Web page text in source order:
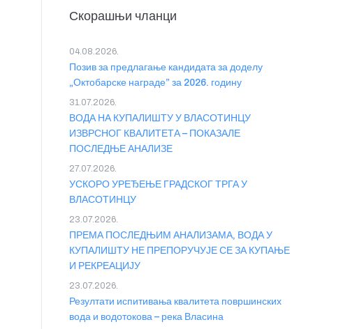
Скорашњи чланци
Позив за предлагање кандидата за доделу
„Октобарске награде” за 2026. годину
04.08.2026.
ВОДА НА КУПАЛИШТУ У ВЛАСОТИНЦУ
ИЗВРСНОГ КВАЛИТЕТА – ПОКАЗАЛЕ
ПОСЛЕДЊЕ АНАЛИЗЕ
31.07.2026.
УСКОРО УРЕЂЕЊЕ ГРАДСКОГ ТРГА У
ВЛАСОТИНЦУ
27.07.2026.
ПРЕМА ПОСЛЕДЊИМ АНАЛИЗАМА, ВОДА У
КУПАЛИШТУ НЕ ПРЕПОРУЧУЈЕ СЕ ЗА КУПАЊЕ
И РЕКРЕАЦИЈУ
23.07.2026.
Резултати испитивања квалитета површинских
вода и водотокова – река Власина
23.07.2026.